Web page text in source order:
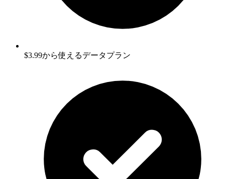
$3.99から使えるデータプラン